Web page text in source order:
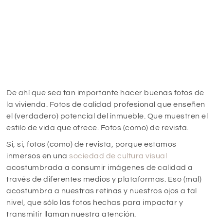
De ahí que sea tan importante hacer buenas fotos de
la vivienda. Fotos de calidad profesional que enseñen
el (verdadero) potencial del inmueble. Que muestren el
estilo de vida que ofrece. Fotos (como) de revista.
Si, si, fotos (como) de revista, porque estamos
inmersos en unasociedad de cultura visual
acostumbrada a consumir imágenes de calidad a
través de diferentes medios y plataformas. Eso (mal)
acostumbra a nuestras retinas y nuestros ojos a tal
nivel, que sólo las fotos hechas para impactar y
transmitir llaman nuestra atención.